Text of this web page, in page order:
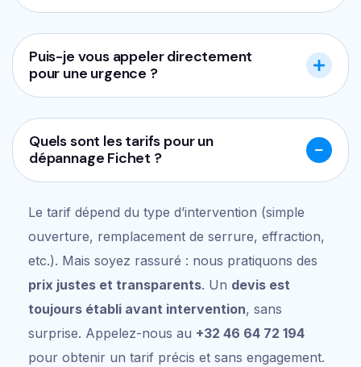
Puis-je vous appeler directement
pour une urgence ?
Quels sont les tarifs pour un
dépannage Fichet ?
Le tarif dépend du type d’intervention (simple
ouverture, remplacement de serrure, effraction,
etc.). Mais soyez rassuré : nous pratiquons des
prix justes et transparents. Un devis est
toujours établi avant intervention, sans
surprise. Appelez-nous au +32 46 64 72 194
pour obtenir un tarif précis et sans engagement.